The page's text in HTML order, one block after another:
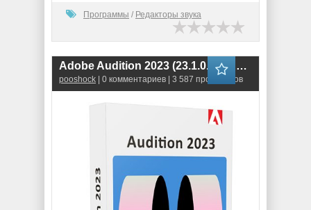
Программы / Редакторы звука
Adobe Audition 2023 (23.1.0.75) RePack
pooshock | 0 комментариев | 3 587 просмотров